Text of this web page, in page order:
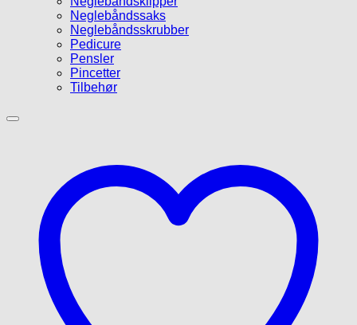
Neglebåndssaks
Neglebåndsskrubber
Pedicure
Pensler
Pincetter
Tilbehør